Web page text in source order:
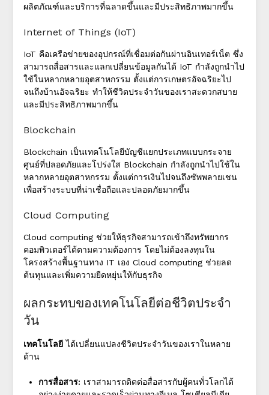
ผลิตภัณฑ์และบริการที่ฉลาดขึ้นและมีประสิทธิภาพมากขึ้น
Internet of Things (IoT)
IoT คือเครือข่ายของอุปกรณ์ที่เชื่อมต่อกันผ่านอินเทอร์เน็ต ซึ่ง
สามารถสื่อสารและแลกเปลี่ยนข้อมูลกันได้ IoT กำลังถูกนำไป
ใช้ในหลากหลายอุตสาหกรรม ตั้งแต่การเกษตรอัจฉริยะไป
จนถึงบ้านอัจฉริยะ ทำให้ชีวิตประจำวันของเราสะดวกสบาย
และมีประสิทธิภาพมากขึ้น
Blockchain
Blockchain เป็นเทคโนโลยีบัญชีแยกประเภทแบบกระจาย
ศูนย์ที่ปลอดภัยและโปร่งใส Blockchain กำลังถูกนำไปใช้ใน
หลากหลายอุตสาหกรรม ตั้งแต่การเงินไปจนถึงซัพพลายเชน
เพื่อสร้างระบบที่น่าเชื่อถือและปลอดภัยมากขึ้น
Cloud Computing
Cloud computing ช่วยให้ธุรกิจสามารถเข้าถึงทรัพยากร
คอมพิวเตอร์ได้ตามความต้องการ โดยไม่ต้องลงทุนใน
โครงสร้างพื้นฐานทาง IT เอง Cloud computing ช่วยลด
ต้นทุนและเพิ่มความยืดหยุ่นให้กับธุรกิจ
ผลกระทบของเทคโนโลยีต่อชีวิตประจำ
วัน
เทคโนโลยีได้เปลี่ยนแปลงชีวิตประจำวันของเราในหลาย
ด้าน
การสื่อสาร: เราสามารถติดต่อสื่อสารกับผู้คนทั่วโลกได้